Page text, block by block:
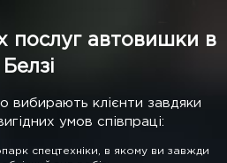
послуг автовишки в
Белзі
вибирають клієнти завдяки
умов співпраці:
спецтехніки, в якому ви завжди